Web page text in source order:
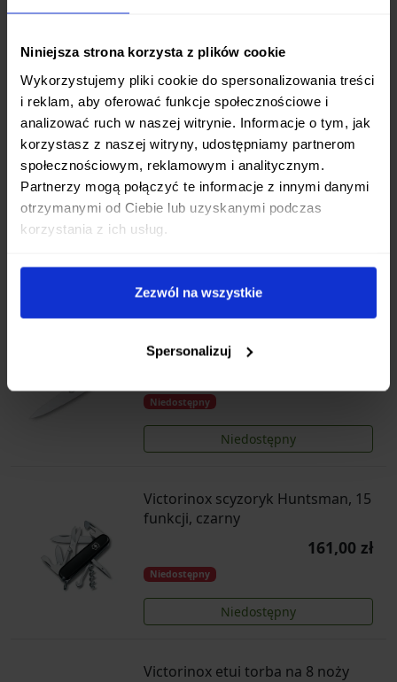
Niniejsza strona korzysta z plików cookie
Wykorzystujemy pliki cookie do spersonalizowania treści
i reklam, aby oferować funkcje społecznościowe i
analizować ruch w naszej witrynie. Informacje o tym, jak
korzystasz z naszej witryny, udostępniamy partnerom
społecznościowym, reklamowym i analitycznym.
Partnerzy mogą połączyć te informacje z innymi danymi
otrzymanymi od Ciebie lub uzyskanymi podczas
korzystania z ich usług.
Zezwól na wszystkie
Spersonalizuj
Niedostępny
Niedostępny
Victorinox nóż rzeźniczy 18cm
Fibrox
117,00 zł
Niedostępny
Niedostępny
uniwersalny 19cm
Niedostępny
Niedostępny
Victorinox scyzoryk Huntsman, 15
funkcji, czarny
161,00 zł
Niedostępny
Niedostępny
Victorinox etui torba na 8 noży